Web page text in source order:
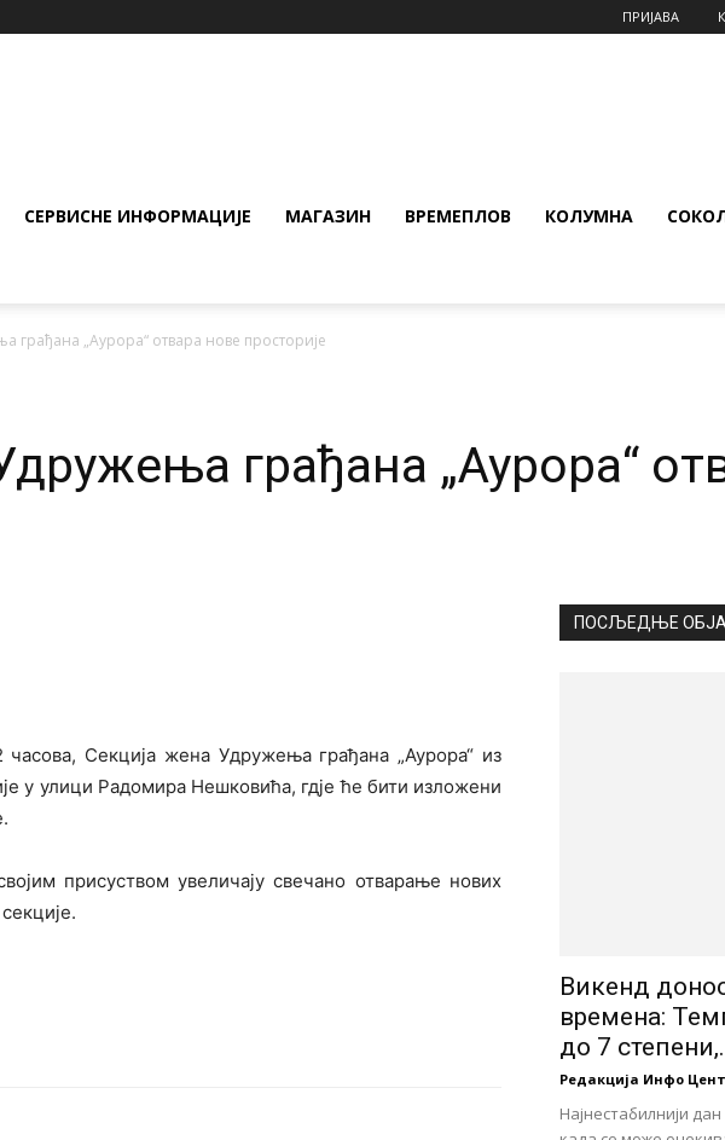
ПРИЈАВА
СЕРВИСНЕ ИНФОРМАЦИЈЕ МАГАЗИН ВРЕМЕПЛОВ КОЛУМНА
грађана „Аурора“ отвара нове просторије
грађана „Аурора“
Секција жена Удружења грађана „Аурора“ из
у улици Радомира Нешковића, гдје ће бити изложени
присуством увеличају свечано отварање нових
ПОСЉЕДЊЕ
Викенд
времена:
до 7
Редакција Инфо
Најнестабилнији